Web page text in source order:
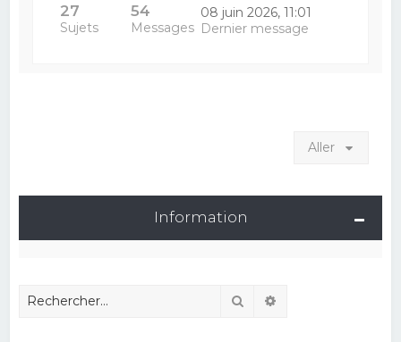
27
Sujets
54
Messages
08 juin 2026, 11:01
Dernier message
Aller
Information
Rechercher